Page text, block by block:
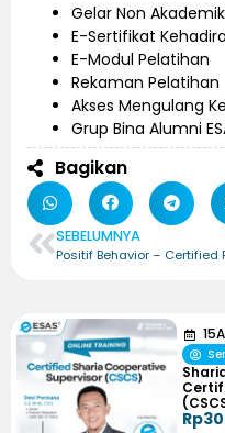
Gelar Non
E-Sertifikat
E-Modul Pelatihan
Rekaman Pelatihan
Akses Mengulang
Grup Bina Alumni
Bagikan
SEBELUMNYA
15